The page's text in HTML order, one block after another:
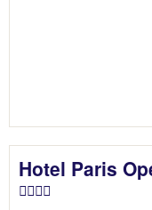
Hotel Paris